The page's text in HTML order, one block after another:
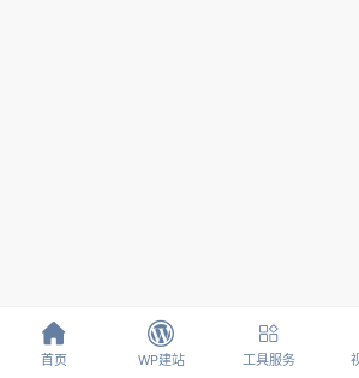

首页

WP建站

工具服务